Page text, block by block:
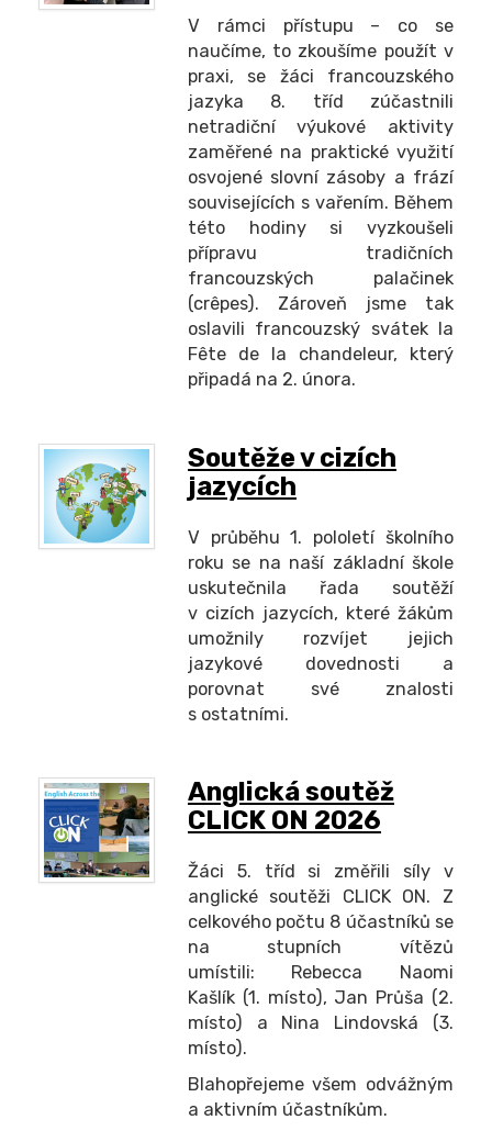
V rámci přístupu – co se
naučíme, to zkoušíme použít v
praxi, se žáci francouzského
jazyka 8. tříd zúčastnili
netradiční výukové aktivity
zaměřené na praktické využití
osvojené slovní zásoby a frází
souvisejících s vařením. Během
této hodiny si vyzkoušeli
přípravu tradičních
francouzských palačinek
(crêpes). Zároveň jsme tak
oslavili francouzský svátek la
Fête de la chandeleur, který
připadá na 2. února.
Soutěže v cizích
jazycích
V průběhu 1. pololetí školního
roku se na naší základní škole
uskutečnila řada soutěží
v cizích jazycích, které žákům
umožnily rozvíjet jejich
jazykové dovednosti a
porovnat své znalosti
s ostatními.
Anglická soutěž
CLICK ON 2026
Žáci 5. tříd si změřili síly v
anglické soutěži CLICK ON. Z
celkového počtu 8 účastníků se
na stupních vítězů
umístili: Rebecca Naomi
Kašlík (1. místo), Jan Průša (2.
místo) a Nina Lindovská (3.
místo).
Blahopřejeme všem odvážným
a aktivním účastníkům.